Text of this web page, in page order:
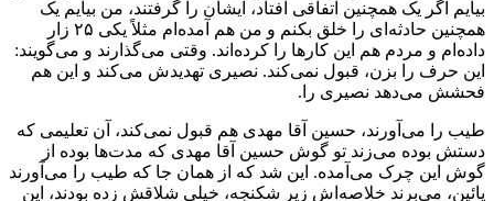
بیایم اگر یک همچنین اتفاقی افتاد، ایشان را گرفتند، من بیایم یک
همچنین حادثه‌ای را خلق بکنم و من هم آمده‌ام مثلاً یکی ۲۵ زار
داده‌ام و مردم هم این کارها را کرده‌اند. وقتی می‌گذارند و می‌گویند:
این حرف را بزن، قبول نمی‌کند. نصیری تهدیدش می‌کند و این هم
فحشش می‌دهد نصیری را.
طیب را می‌آورند، حسین آقا مهدی هم قبول نمی‌کند، آن تعلیمی که
دستش بوده می‌زند تو گوش حسین آقا مهدی که مدت‌ها بوده از
گوش این چرک می‌آمده. این شد که از همان جا که طیب را می‌آورند
پائین، می‌برند خلاصه‌اش زیر شکنجه، خیلی شلاقش زده بودند، این